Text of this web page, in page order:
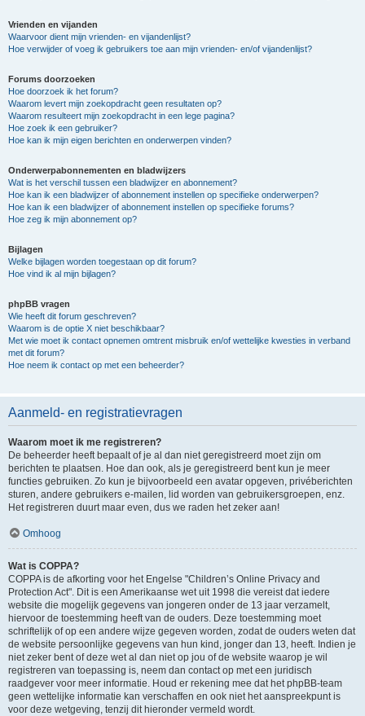
Vrienden en vijanden
Waarvoor dient mijn vrienden- en vijandenlijst?
Hoe verwijder of voeg ik gebruikers toe aan mijn vrienden- en/of vijandenlijst?
Forums doorzoeken
Hoe doorzoek ik het forum?
Waarom levert mijn zoekopdracht geen resultaten op?
Waarom resulteert mijn zoekopdracht in een lege pagina?
Hoe zoek ik een gebruiker?
Hoe kan ik mijn eigen berichten en onderwerpen vinden?
Onderwerpabonnementen en bladwijzers
Wat is het verschil tussen een bladwijzer en abonnement?
Hoe kan ik een bladwijzer of abonnement instellen op specifieke onderwerpen?
Hoe kan ik een bladwijzer of abonnement instellen op specifieke forums?
Hoe zeg ik mijn abonnement op?
Bijlagen
Welke bijlagen worden toegestaan op dit forum?
Hoe vind ik al mijn bijlagen?
phpBB vragen
Wie heeft dit forum geschreven?
Waarom is de optie X niet beschikbaar?
Met wie moet ik contact opnemen omtrent misbruik en/of wettelijke kwesties in verband
met dit forum?
Hoe neem ik contact op met een beheerder?
Aanmeld- en registratievragen
Waarom moet ik me registreren?
De beheerder heeft bepaalt of je al dan niet geregistreerd moet zijn om
berichten te plaatsen. Hoe dan ook, als je geregistreerd bent kun je meer
functies gebruiken. Zo kun je bijvoorbeeld een avatar opgeven, privéberichten
sturen, andere gebruikers e-mailen, lid worden van gebruikersgroepen, enz.
Het registreren duurt maar even, dus we raden het zeker aan!
Omhoog
Wat is COPPA?
COPPA is de afkorting voor het Engelse "Children’s Online Privacy and
Protection Act". Dit is een Amerikaanse wet uit 1998 die vereist dat iedere
website die mogelijk gegevens van jongeren onder de 13 jaar verzamelt,
hiervoor de toestemming heeft van de ouders. Deze toestemming moet
schriftelijk of op een andere wijze gegeven worden, zodat de ouders weten dat
de website persoonlijke gegevens van hun kind, jonger dan 13, heeft. Indien je
niet zeker bent of deze wet al dan niet op jou of de website waarop je wil
registreren van toepassing is, neem dan contact op met een juridisch
raadgever voor meer informatie. Houd er rekening mee dat het phpBB-team
geen wettelijke informatie kan verschaffen en ook niet het aanspreekpunt is
voor deze wetgeving, tenzij dit hieronder vermeld wordt.